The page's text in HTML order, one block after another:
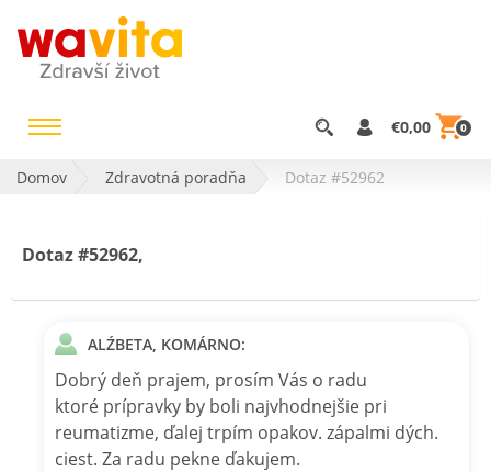
€0,00 0
Domov Zdravotná poradňa Dotaz #52962
Dotaz #52962,
ALŹBETA, KOMÁRNO:
Dobrý deň prajem, prosím Vás o radu
ktoré prípravky by boli najvhodnejšie pri
reumatizme, ďalej trpím opakov. zápalmi dých.
ciest. Za radu pekne ďakujem.